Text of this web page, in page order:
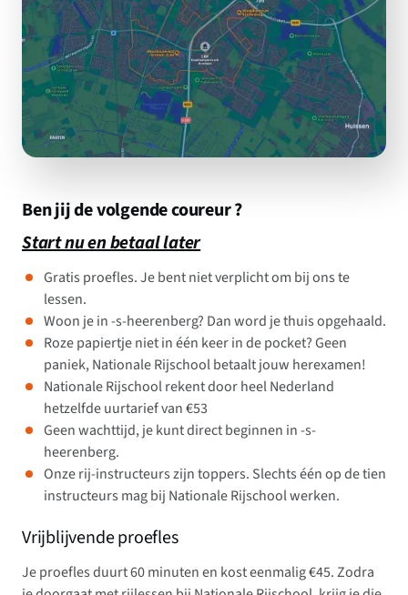
Ben jij de volgende coureur ?
Start nu en betaal later
Gratis proefles. Je bent niet verplicht om bij ons te
lessen.
Woon je in -s-heerenberg? Dan word je thuis opgehaald.
Roze papiertje niet in één keer in de pocket? Geen
paniek, Nationale Rijschool betaalt jouw herexamen!
Nationale Rijschool rekent door heel Nederland
hetzelfde uurtarief van €53
Geen wachttijd, je kunt direct beginnen in -s-
heerenberg.
Onze rij-instructeurs zijn toppers. Slechts één op de tien
instructeurs mag bij Nationale Rijschool werken.
Vrijblijvende proefles
Je proefles duurt 60 minuten en kost eenmalig €45. Zodra